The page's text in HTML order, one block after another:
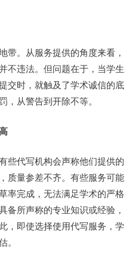
带。从服务提供的角度来看，
不违法。但问题在于，当学生
交时，就触及了学术诚信的底
，从警告到开除不等。
些代写机构会声称他们提供的
质量参差不齐。有些服务可能
率完成，无法满足学术的严格
备所声称的专业知识或经验，
，即使选择使用代写服务，学
。